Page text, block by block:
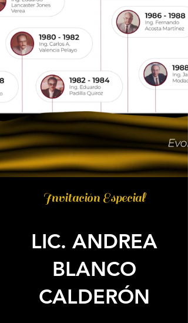
Invitación Especial
LIC. ANDREA
BLANCO
CALDERÓN